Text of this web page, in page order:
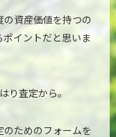
資産価値を持つの
ポイントだと思いま
り査定から。
ためのフォームを